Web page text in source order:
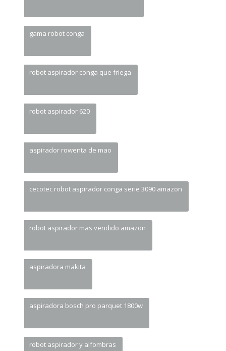
gama robot conga
robot aspirador conga que friega
robot aspirador 620
aspirador rowenta de mao
cecotec robot aspirador conga serie 3090 amazon
robot aspirador mas vendido amazon
aspiradora makita
aspiradora bosch pro parquet 1800w
robot aspirador y alfombras